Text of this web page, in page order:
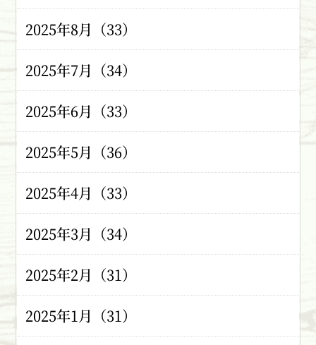
2025年8月（33）
2025年7月（34）
2025年6月（33）
2025年5月（36）
2025年4月（33）
2025年3月（34）
2025年2月（31）
2025年1月（31）